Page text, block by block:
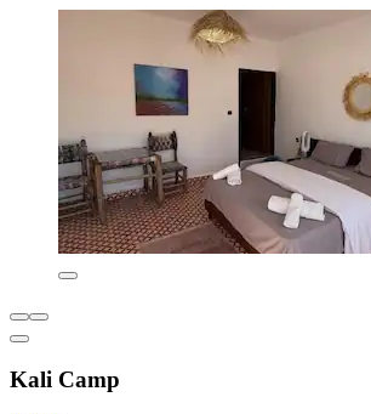
Kali Camp